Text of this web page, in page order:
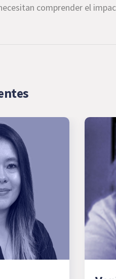
comprender el